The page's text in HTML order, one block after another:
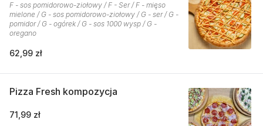
F - sos pomidorowo-ziołowy / F - Ser / F - mięso
mielone / G - sos pomidorowo-ziołowy / G - ser / G -
pomidor / G - ogórek / G - sos 1000 wysp / G -
oregano
62,99 zł
Pizza Fresh kompozycja
71,99 zł